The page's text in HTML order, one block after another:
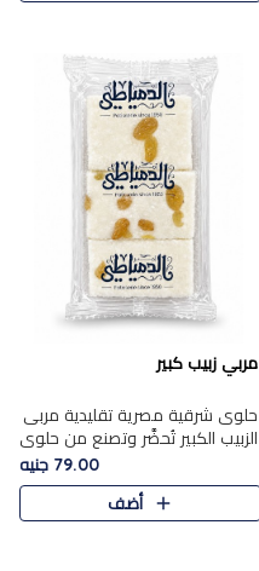
مربي زبيب كبير
حلوى شرقية مصرية تقليدية مربى
الزبيب الكبير تُحضَّر وتصنع من حلوي
جوز الهند باسد بقوام طري ومذاق
غني، وتُزين وتغطا بحبات الزبيب
الذهبي التي ..
79.00 جنيه
أضف